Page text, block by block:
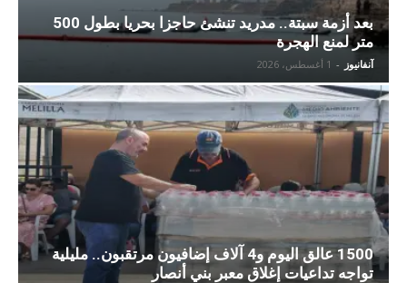
بعد أزمة سبتة.. مدريد تنشئ حاجزا بحريا بطول 500
متر لمنع الهجرة
آنفانيوز - 1 أغسطس، 2026
1500 عالق اليوم و4 آلاف إضافيون مرتقبون.. مليلية
تواجه تداعيات إغلاق معبر بني أنصار